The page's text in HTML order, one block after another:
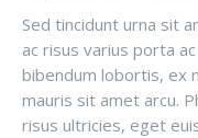
Sed tincidunt urna sit
ac risus varius porta
bibendum lobortis, ex
mauris sit amet arcu.
risus ultricies, eget